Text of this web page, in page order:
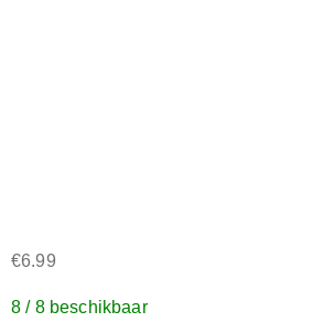
€6.99
8 / 8 beschikbaar